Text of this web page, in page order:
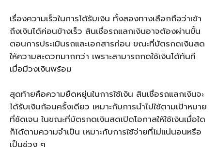
เรื่องความเร็วในการได้รับเงิน ทั้งสองทางเลือกถือว่าเข้า
ถึงเงินได้ค่อนข้างเร็ว สินเชื่อรถแลกเงินอาจต้องผ่านขั้น
ตอนการประเมินรถและเอกสารก่อน ขณะที่บัตรกดเงินสด
ให้ความสะดวกมากกว่า เพราะสามารถกดใช้เงินได้ทันที
เมื่อมีวงเงินพร้อม
สุดท้ายคือความยืดหยุ่นในการใช้เงิน สินเชื่อรถแลกเงินจะ
ได้รับเงินก้อนครั้งเดียว เหมาะกับการนำไปใช้ตามเป้าหมาย
ที่ชัดเจน ในขณะที่บัตรกดเงินสดเปิดโอกาสให้ใช้เงินเมื่อใด
ก็ได้ตามความจำเป็น เหมาะกับการใช้จ่ายที่ไม่แน่นอนหรือ
เป็นช่วง ๆ